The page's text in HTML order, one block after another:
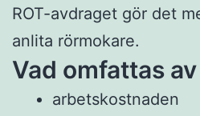
ROT-avdraget gör det
anlita rörmokare.
Vad omfattas av
arbetskostnaden